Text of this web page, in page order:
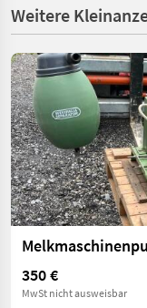
Weitere
350 €
MwSt nicht ausweisbar